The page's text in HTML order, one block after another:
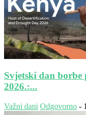
Svjetski dan
2026.:...
Važni dani Odgovorno -